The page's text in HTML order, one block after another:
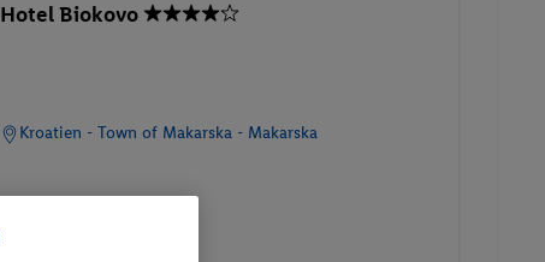
Hotel Biokovo
Kroatien - Town of Makarska - Makarska